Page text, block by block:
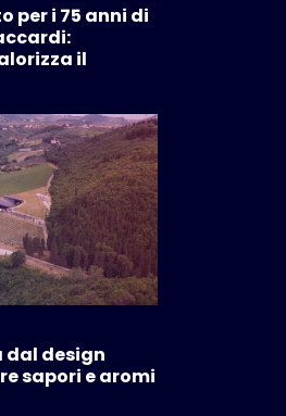
per i 75 anni di
il
dal design
sapori e aromi